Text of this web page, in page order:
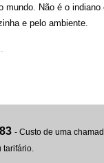
mundo. Não é o indiano
e pelo ambiente.
- Custo de uma
tarifário.